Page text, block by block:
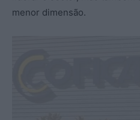
menor dimensão.